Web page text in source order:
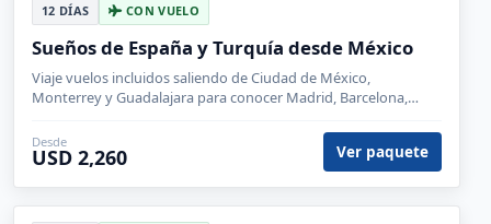
12 DÍAS CON VUELO
Sueños de España y Turquía desde México
Viaje vuelos incluidos saliendo de Ciudad de México,
Monterrey y Guadalajara para conocer Madrid, Barcelona,
Desde
USD 2,260 Ver paquete